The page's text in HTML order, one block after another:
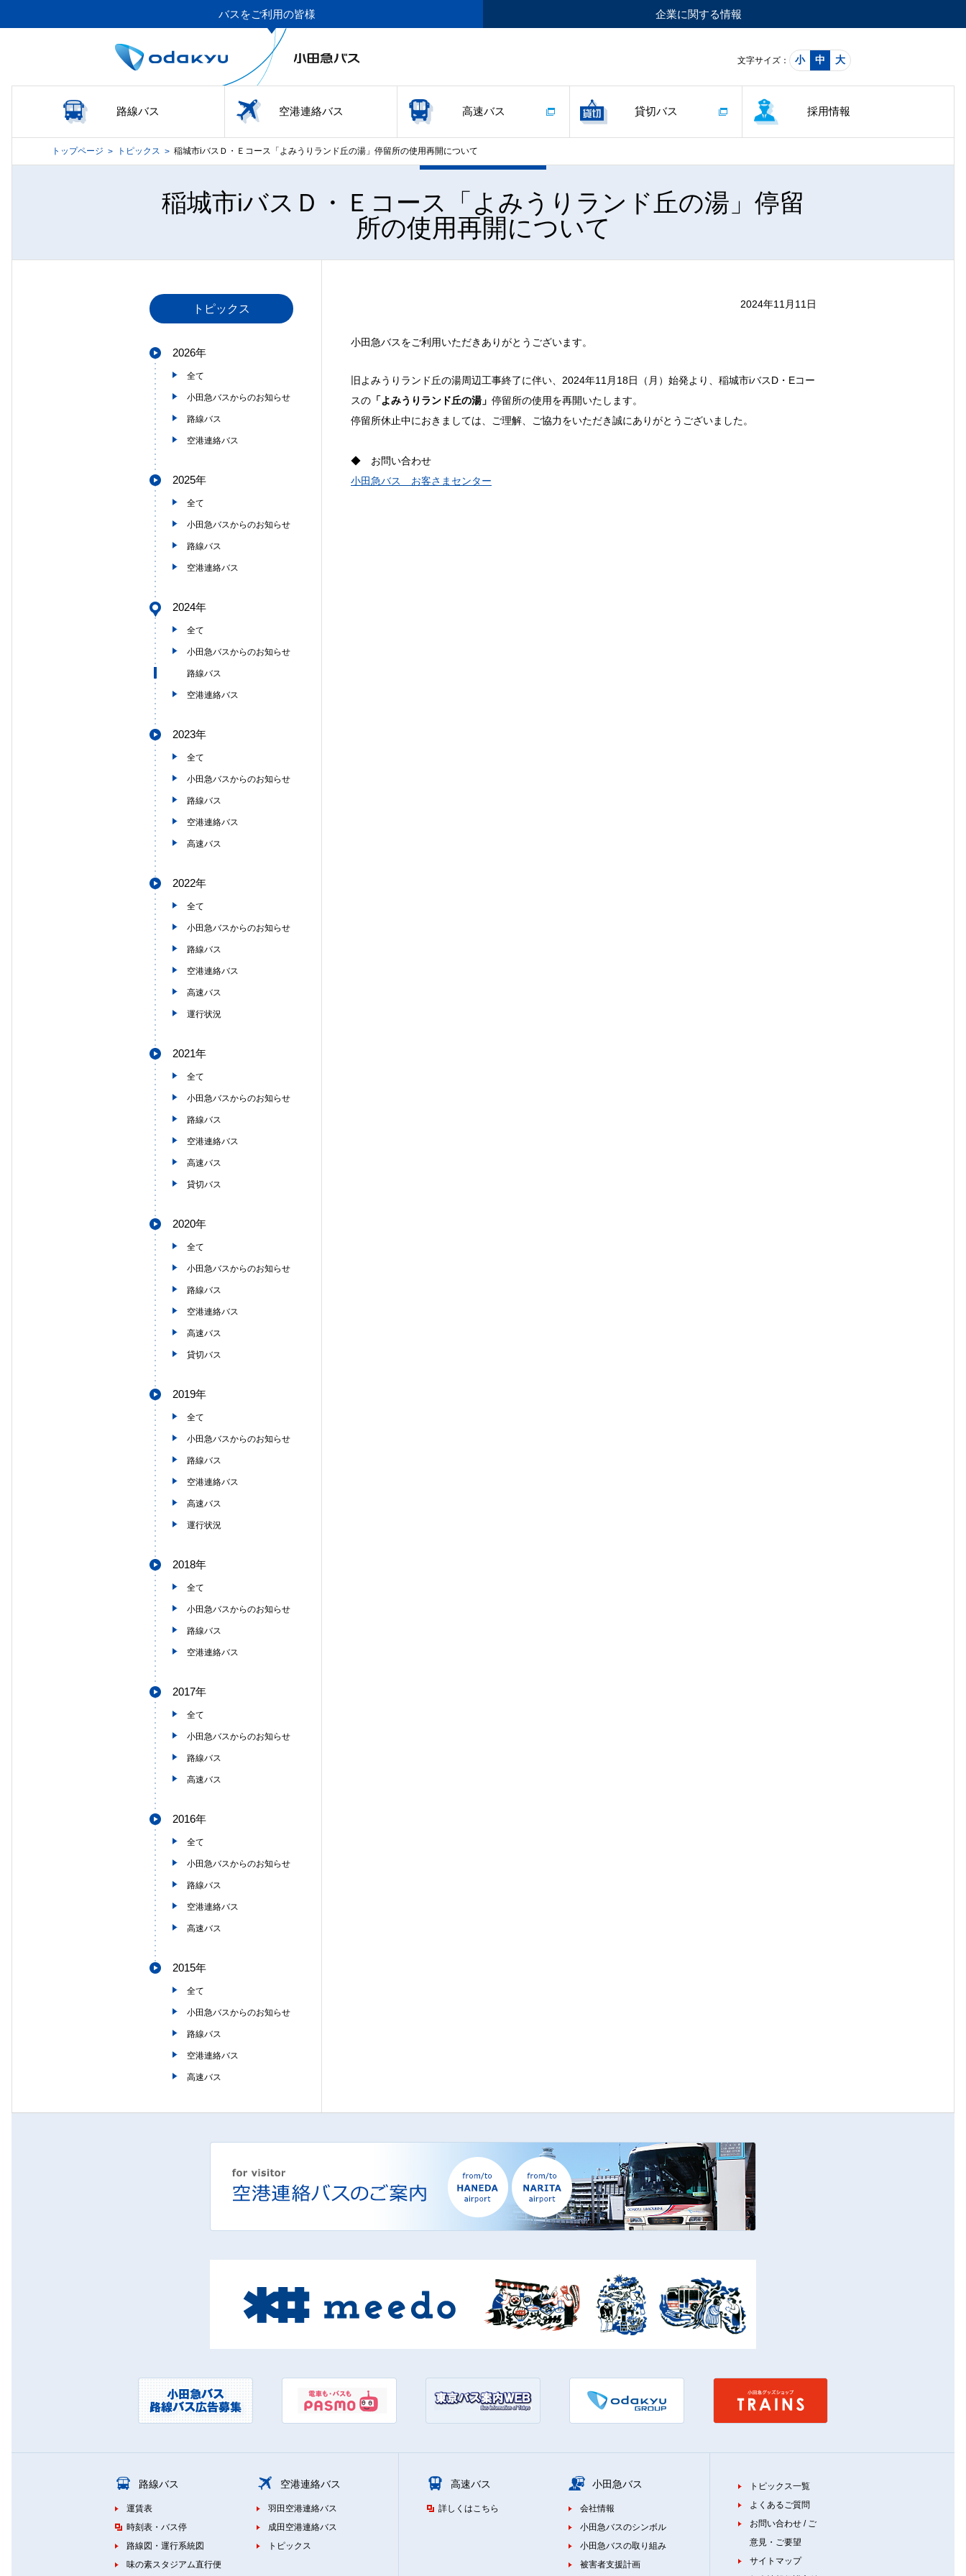
バスをご利用の皆様 企業に関する情報
文字サイズ： 小 中 大
路線バス 空港連絡バス 高速バス 貸切バス 採用情報
トップページ > トピックス > 稲城市iバスＤ・Ｅコース「よみうりランド丘の湯」停留所の使用再開について
稲城市iバスＤ・Ｅコース「よみうりランド丘の湯」停留
所の使用再開について
2024年11月11日
小田急バスをご利用いただきありがとうございます。
旧よみうりランド丘の湯周辺工事終了に伴い、2024年11月18日（月）始発より、 稲城市iバスD・Eコー
スの 「よみうりランド丘の湯」 停留所の使用を再開いたします。
停留所休止中におきましては、ご理解、ご協力をいただき誠にありがとうございました。
◆ お問い合わせ
小田急バス お客さまセンター
トピックス
2026年
全て
小田急バスからのお知らせ
路線バス
空港連絡バス
2025年
全て
小田急バスからのお知らせ
路線バス
空港連絡バス
2024年
全て
小田急バスからのお知らせ
路線バス
空港連絡バス
2023年
全て
小田急バスからのお知らせ
路線バス
空港連絡バス
高速バス
2022年
全て
小田急バスからのお知らせ
路線バス
空港連絡バス
高速バス
運行状況
2021年
全て
小田急バスからのお知らせ
路線バス
空港連絡バス
高速バス
貸切バス
2020年
全て
小田急バスからのお知らせ
路線バス
空港連絡バス
高速バス
貸切バス
2019年
全て
小田急バスからのお知らせ
路線バス
空港連絡バス
高速バス
運行状況
2018年
全て
小田急バスからのお知らせ
路線バス
空港連絡バス
2017年
全て
小田急バスからのお知らせ
路線バス
高速バス
2016年
全て
小田急バスからのお知らせ
路線バス
空港連絡バス
高速バス
2015年
全て
小田急バスからのお知らせ
路線バス
空港連絡バス
高速バス
路線バス
運賃表
時刻表・バス停
路線図・運行系統図
味の素スタジアム直行便
空港連絡バス
羽田空港連絡バス
成田空港連絡バス
トピックス
高速バス
詳しくはこちら
小田急バス
会社情報
小田急バスのシンボル
小田急バスの取り組み
被害者支援計画
トピックス一覧
よくあるご質問
お問い合わせ / ご
意見・ご要望
サイトマップ